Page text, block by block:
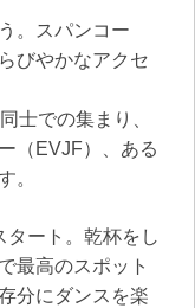
。スパンコー
びやかなアクセ
士での集まり、
（EVJF）、ある
。
タート。乾杯をし
最高のスポット
分にダンスを楽